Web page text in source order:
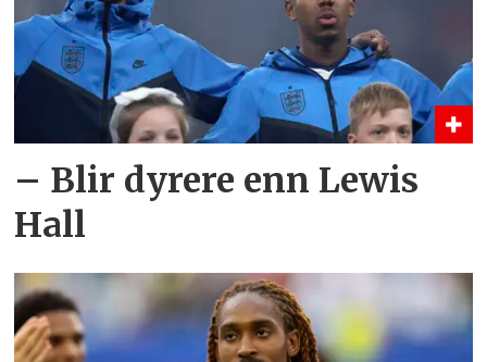
– Blir dyrere enn Lewis
Hall